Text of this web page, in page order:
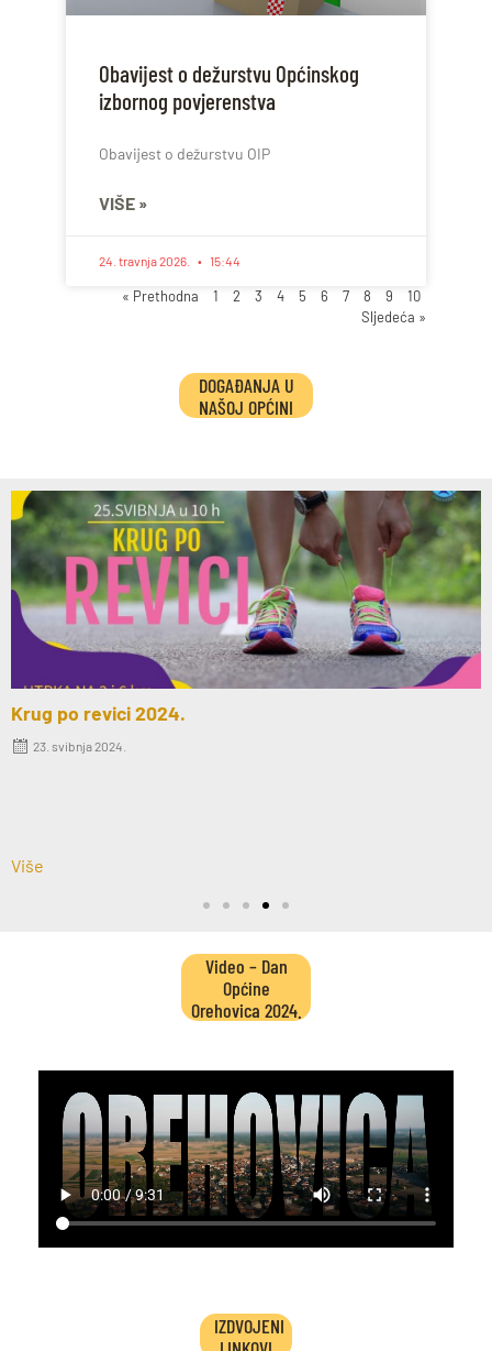
Obavijest o dežurstvu Općinskog
izbornog povjerenstva
Obavijest o dežurstvu OIP
VIŠE »
24. travnja 2026. 15:44
« Prethodna 1 2 3 4 5 6 7 8 9
10
Sljedeća »
DOGAĐANJA U
NAŠOJ OPĆINI
Krug po revici 2024.
23. svibnja 2024.
Više
Video – Dan
Općine
Orehovica 2024.
IZDVOJENI